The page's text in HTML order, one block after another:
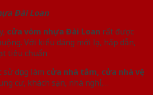
Đài Loan
cửa vòm nhựa Đài Loan rất được
Với kiểu dáng mới lạ, hấp dẫn,
tiêu chuẩn
dụng làm cửa nhà tắm, cửa nhà vệ
cư, khách sạn, nhà nghỉ,…